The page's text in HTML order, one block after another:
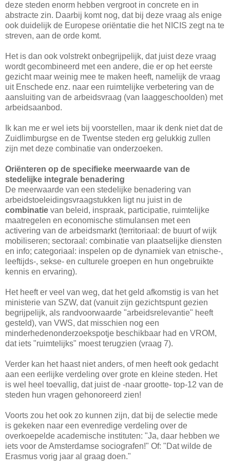
deze steden enorm hebben vergroot in concrete en in
abstracte zin. Daarbij komt nog, dat bij deze vraag als enige
ook duidelijk de Europese oriëntatie die het NICIS zegt na te
streven, aan de orde komt.
Het is dan ook volstrekt onbegrijpelijk, dat juist deze vraag
wordt gecombineerd met een andere, die er op het eerste
gezicht maar weinig mee te maken heeft, namelijk de vraag
uit Enschede enz. naar een ruimtelijke verbetering van de
aansluiting van de arbeidsvraag (van laaggeschoolden) met
arbeidsaanbod.
Ik kan me er wel iets bij voorstellen, maar ik denk niet dat de
Zuidlimburgse en de Twentse steden erg gelukkig zullen
zijn met deze combinatie van onderzoeken.
Oriënteren op de specifieke meerwaarde van de
stedelijke integrale benadering
De meerwaarde van een stedelijke benadering van
arbeidstoeleidingsvraagstukken ligt nu juist in de
combinatie van beleid, inspraak, participatie, ruimtelijke
maatregelen en economische stimulansen met een
activering van de arbeidsmarkt (territoriaal: de buurt of wijk
mobiliseren; sectoraal: combinatie van plaatselijke diensten
en info; categoriaal: inspelen op de dynamiek van etnische-,
leeftijds-, sekse- en culturele groepen en hun ongebruikte
kennis en ervaring).
Het heeft er veel van weg, dat het geld afkomstig is van het
ministerie van SZW, dat (vanuit zijn gezichtspunt gezien
begrijpelijk, als randvoorwaarde "arbeidsrelevantie" heeft
gesteld), van VWS, dat misschien nog een
minderhedenonderzoekspotje beschikbaar had en VROM,
dat iets "ruimtelijks" moest terugzien (vraag 7).
Verder kan het haast niet anders, of men heeft ook gedacht
aan een eerlijke verdeling over grote en kleine steden. Het
is wel heel toevallig, dat juist de -naar grootte- top-12 van de
steden hun vragen gehonoreerd zien!
Voorts zou het ook zo kunnen zijn, dat bij de selectie mede
is gekeken naar een evenredige verdeling over de
overkoepelde academische instituten: "Ja, daar hebben we
iets voor de Amsterdamse sociografen!" Of: "Dat wilde de
Erasmus vorig jaar al graag doen."